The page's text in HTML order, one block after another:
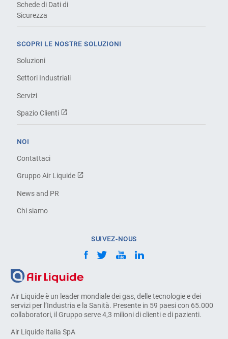
Air Liquide è un leader mondiale dei gas, delle tecnologie e dei
servizi per l’Industria e la Sanità. Presente in 59 paesi con 65.000
collaboratori, il Gruppo serve 4,3 milioni di clienti e di pazienti.
Air Liquide Italia SpA
Schede di Dati di
Sicurezza
SCOPRI LE NOSTRE SOLUZIONI
Soluzioni
Settori Industriali
Servizi
Spazio Clienti
NOI
Contattaci
Gruppo Air Liquide
News and PR
Chi siamo
SUIVEZ-NOUS